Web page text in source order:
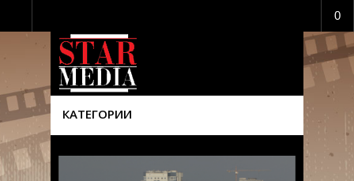
0
КАТЕГОРИИ